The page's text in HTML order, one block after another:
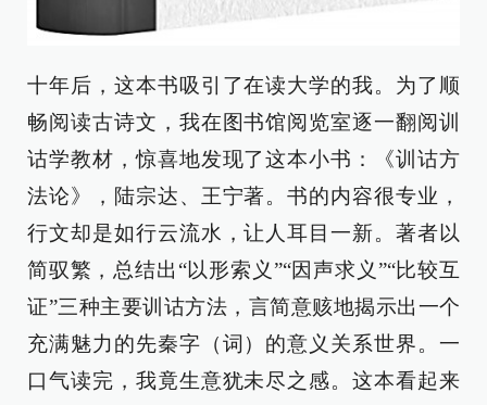
十年后，这本书吸引了在读大学的我。为了顺
畅阅读古诗文，我在图书馆阅览室逐一翻阅训
诂学教材，惊喜地发现了这本小书：《训诂方
法论》，陆宗达、王宁著。书的内容很专业，
行文却是如行云流水，让人耳目一新。著者以
简驭繁，总结出“以形索义”“因声求义”“比较互
证”三种主要训诂方法，言简意赅地揭示出一个
充满魅力的先秦字（词）的意义关系世界。一
口气读完，我竟生意犹未尽之感。这本看起来